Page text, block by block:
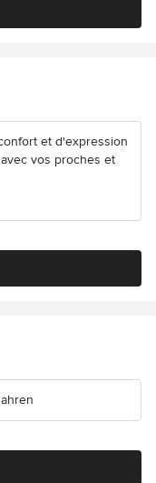
et d'expression
vos proches et